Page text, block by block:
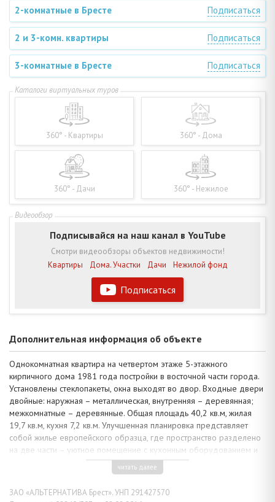
2-комнатные в Бресте Подписаться
2 и 3-комн. квартиры Подписаться
3-комнатные в Бресте Подписаться
360° - Квартиры 360° - Дома
360° - Дачи 360° - Нежилое
Подписаться
Подписывайся на наш канал в YouTube
Смотри видеообзоры объектов недвижимости!
Квартиры
Дома. Участки Дачи Нежилой фонд
Дополнительная информация об объекте
Однокомнатная квартира на четвертом этаже 5-этажного
кирпичного дома 1981 года постройки в восточной части города.
Установлены стеклопакеты, окна выходят во двор. Входные двери
двойные: наружная – металлическая, внутренняя – деревянная;
межкомнатные – деревянные. Общая площадь 40,2 кв.м, жилая
19,7 кв.м, кухня 7,2 кв.м. Улучшенная планировка представляет
собой жилье европейского образца, где пространство разделено
на две части – уютное помещение с кухонным оборудованием и
большая жилая комната, санузел раздельный. Лоджия застеклена и
обшита деревянной вагонкой, есть подвал.
При организации внутреннего пространства удачно выполнено
читать далее
ЗАО «АЛЬТЕРНАТИВА Брест». УНП 291427570